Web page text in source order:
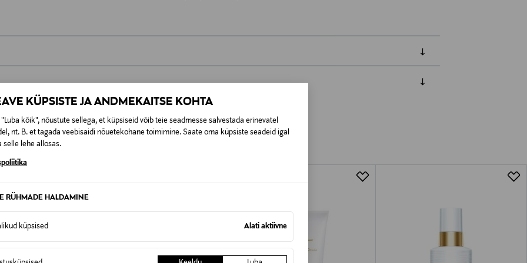
KÜPSISTE JA ANDMEKAITSE KOHTA
kõik", nõustute sellega, et küpsiseid võib teie seadmesse salvestada erinevatel
nt. B. et tagada veebisaidi nõuetekohane toimimine. Saate oma küpsiste seadeid igal
selle lehe allosas.
RÜHMADE HALDAMINE
küpsised Alati aktiivne
0,00 € – 4,90 €
lepingust taganeda 30 päeva jooksul alates kauba kättesaamisest. Suletud pakendis toodete puhul
Tagastatavad suletud pakendis kosmeetika- ja loodustooted peavad olema avamata originaalpakendis.
KA